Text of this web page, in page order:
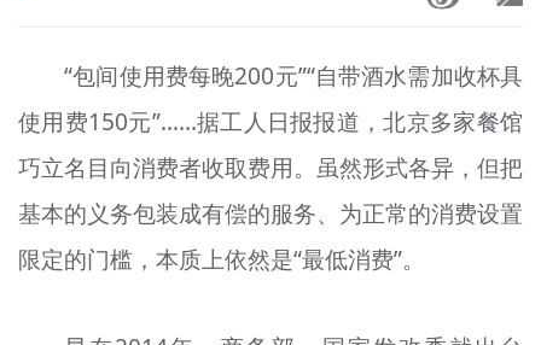
未成年人思想道德建设
榜样人物
+
身边好人
文明评论
“包间使用费每晚200元”“自带酒水需加收杯具
使用费150元”……据工人日报报道，北京多家餐馆
巧立名目向消费者收取费用。虽然形式各异，但把
基本的义务包装成有偿的服务、为正常的消费设置
限定的门槛，本质上依然是“最低消费”。